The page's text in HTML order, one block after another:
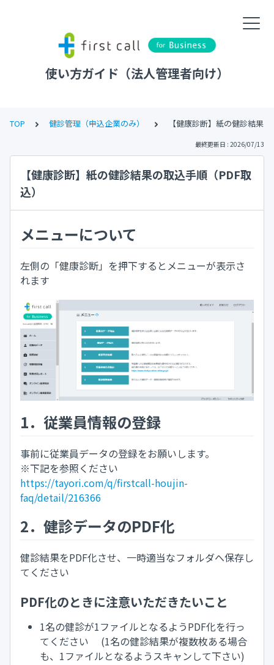
使い方ガイド（法人管理者向け）
TOP 健診管理（申込企業のみ） 【健康診断】紙の健診結果
最終更新日 : 2026/07/13
【健康診断】紙の健診結果の取込手順（PDF取
込）
メニューについて
左側の「健康診断」を押下するとメニューが表示さ
れます
1．従業員情報の登録
事前に従業員データの登録をお願いします。
※下記を参照ください
https://tayori.com/q/firstcall-houjin-
faq/detail/216366
2．健診データのPDF化
健診結果をPDF化させ、一時適当なフォルダへ保存し
てください
PDF化のときに注意いただきたいこと
1名の健診が1ファイルとなるようPDF化を行っ
てください (1名の健診結果が複数枚ある場合
も、1ファイルとなるようスキャンして下さい)